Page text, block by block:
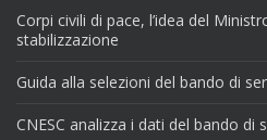
Corpi civili di pace, l’idea del
stabilizzazione
Guida alla selezioni del bando di
CNESC analizza i dati del bando di